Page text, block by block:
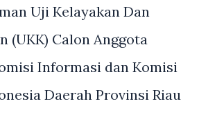
Uji Kelayakan Dan
(UKK) Calon Anggota
Informasi dan Komisi
Daerah Provinsi Riau